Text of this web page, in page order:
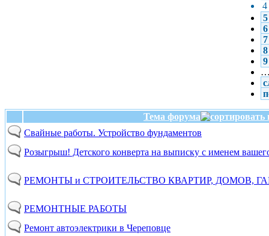
4
5
6
7
8
9
Тема форума
Свайные работы. Устройство фундаментов
Розыгрыш! Детского конверта на выписку с именем
РЕМОНТЫ и СТРОИТЕЛЬСТВО КВАРТИР, ДОМОВ,
РЕМОНТНЫЕ РАБОТЫ
Ремонт автоэлектрики в Череповце